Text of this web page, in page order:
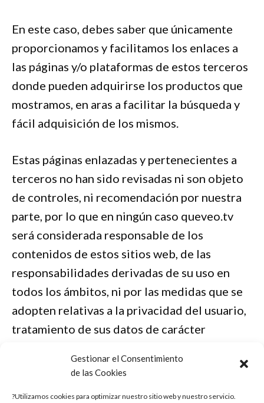
Gestionar el Consentimiento
de las Cookies
?Utilizamos cookies para optimizar nuestro sitio web y nuestro servicio.
En este caso, debes saber que únicamente
proporcionamos y facilitamos los enlaces a
las páginas y/o plataformas de estos terceros
donde pueden adquirirse los productos que
mostramos, en aras a facilitar la búsqueda y
fácil adquisición de los mismos.
Estas páginas enlazadas y pertenecientes a
terceros no han sido revisadas ni son objeto
de controles, ni recomendación por nuestra
parte, por lo que en ningún caso queveo.tv
será considerada responsable de los
contenidos de estos sitios web, de las
responsabilidades derivadas de su uso en
todos los ámbitos, ni por las medidas que se
adopten relativas a la privacidad del usuario,
tratamiento de sus datos de carácter